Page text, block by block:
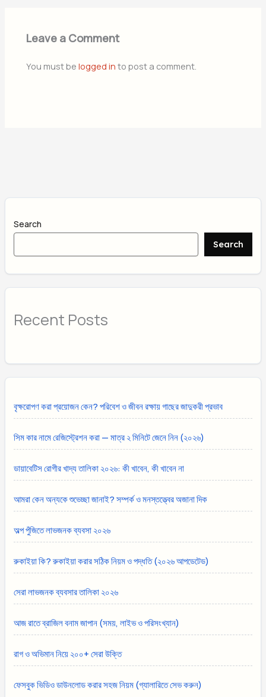
Leave a Comment
You must belogged in to post a comment.
Search
Search
Recent Posts
বৃক্ষরোপণ করা প্রয়োজন কেন? পরিবেশ ও জীবন রক্ষায় গাছের জাদুকরী প্রভাব
সিম কার নামে রেজিস্ট্রেশন করা — মাত্র ২ মিনিটে জেনে নিন (২০২৬)
ডায়াবেটিস রোগীর খাদ্য তালিকা ২০২৬: কী খাবেন, কী খাবেন না
আমরা কেন অন্যকে শুভেচ্ছা জানাই? সম্পর্ক ও মনস্তত্ত্বের অজানা দিক
অল্প পুঁজিতে লাভজনক ব্যবসা ২০২৬
রুকাইয়া কি? রুকাইয়া করার সঠিক নিয়ম ও পদ্ধতি (২০২৬ আপডেটেড)
সেরা লাভজনক ব্যবসার তালিকা ২০২৬
আজ রাতে ব্রাজিল বনাম জাপান (সময়, লাইভ ও পরিসংখ্যান)
রাগ ও অভিমান নিয়ে ২০০+ সেরা উক্তি
ফেসবুক ভিডিও ডাউনলোড করার সহজ নিয়ম (গ্যালারিতে সেভ করুন)